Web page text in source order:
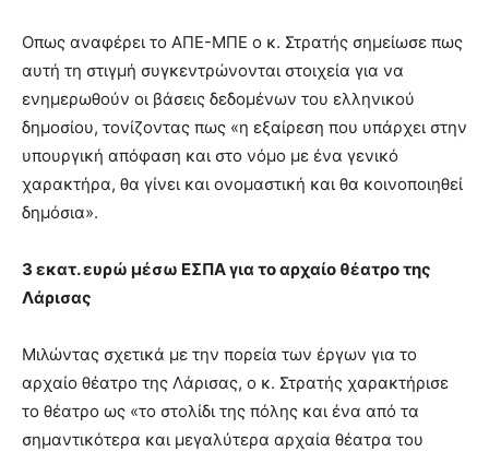
Οπως αναφέρει το ΑΠΕ-ΜΠΕ ο κ. Στρατής σημείωσε πως
αυτή τη στιγμή συγκεντρώνονται στοιχεία για να
ενημερωθούν οι βάσεις δεδομένων του ελληνικού
δημοσίου, τονίζοντας πως «η εξαίρεση που υπάρχει στην
υπουργική απόφαση και στο νόμο με ένα γενικό
χαρακτήρα, θα γίνει και ονομαστική και θα κοινοποιηθεί
δημόσια».
3 εκατ. ευρώ μέσω ΕΣΠΑ για το αρχαίο θέατρο της
Λάρισας
Μιλώντας σχετικά με την πορεία των έργων για το
αρχαίο θέατρο της Λάρισας, ο κ. Στρατής χαρακτήρισε
το θέατρο ως «το στολίδι της πόλης και ένα από τα
σημαντικότερα και μεγαλύτερα αρχαία θέατρα του